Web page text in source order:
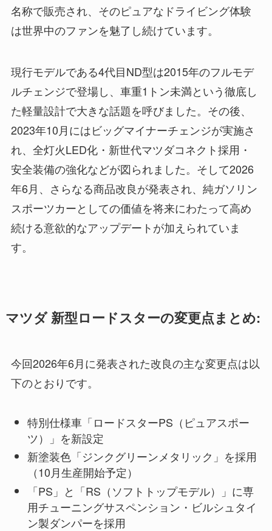
名称で販売され、そのピュアなドライビング体験
は世界中のファンを魅了し続けています。
現行モデルである4代目ND型は2015年のフルモデ
ルチェンジで登場し、車重1トン未満という徹底し
た軽量設計で大きな話題を呼びました。その後、
2023年10月にはビッグマイナーチェンジが実施さ
れ、全灯火LED化・新世代マツダコネクト採用・
安全装備の強化などが図られました。そして2026
年6月、さらなる商品改良が発表され、純ガソリン
スポーツカーとしての価値を将来にわたって高め
続ける意欲的なアップデートが加えられていま
す。
マツダ 新型ロードスターの変更点まとめ:
今回2026年6月に発表された改良の主な変更点は以
下のとおりです。
特別仕様車「ロードスターPS（ピュアスポー
ツ）」を新設定
新塗装色「ジンクグリーンメタリック」を採用
（10月生産開始予定）
「PS」と「RS（ソフトトップモデル）」に専
用チューニングサスペンション・ビルシュタイ
ン製ダンパーを採用